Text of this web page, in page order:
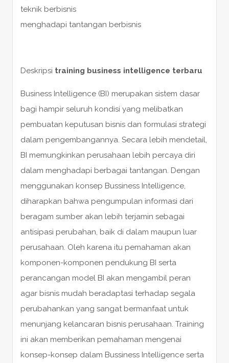
teknik berbisnis
menghadapi tantangan berbisnis
Deskripsi training business intelligence terbaru
Business Intelligence (BI) merupakan sistem dasar
bagi hampir seluruh kondisi yang melibatkan
pembuatan keputusan bisnis dan formulasi strategi
dalam pengembangannya. Secara lebih mendetail,
BI memungkinkan perusahaan lebih percaya diri
dalam menghadapi berbagai tantangan. Dengan
menggunakan konsep Bussiness Intelligence,
diharapkan bahwa pengumpulan informasi dari
beragam sumber akan lebih terjamin sebagai
antisipasi perubahan, baik di dalam maupun luar
perusahaan. Oleh karena itu pemahaman akan
komponen-komponen pendukung BI serta
perancangan model BI akan mengambil peran
agar bisnis mudah beradaptasi terhadap segala
perubahankan yang sangat bermanfaat untuk
menunjang kelancaran bisnis perusahaan. Training
ini akan memberikan pemahaman mengenai
konsep-konsep dalam Bussiness Intelligence serta